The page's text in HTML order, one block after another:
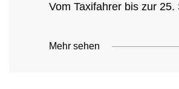
Vom Taxifahrer bis zur
Mehr sehen